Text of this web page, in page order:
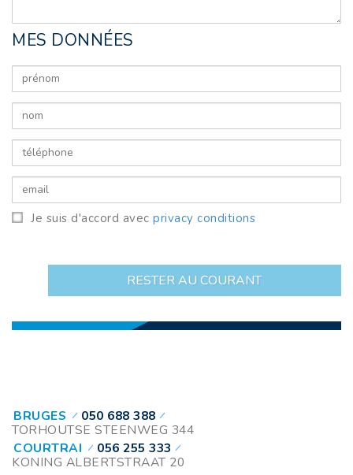
MES DONNÉES
Je suis d'accord avec privacy conditions
RESTER AU COURANT
BRUGES
050 688 388
TORHOUTSE STEENWEG 344
COURTRAI
056 255 333
KONING ALBERTSTRAAT 20